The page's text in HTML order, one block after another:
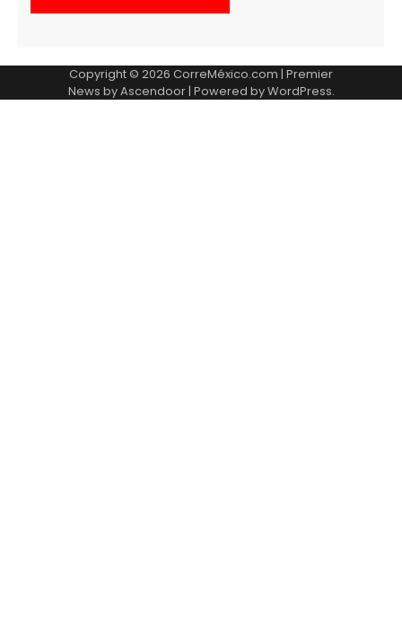
Copyright © 2026 CorreMéxico.com | Premier
News byAscendoor| Powered byWordPress.